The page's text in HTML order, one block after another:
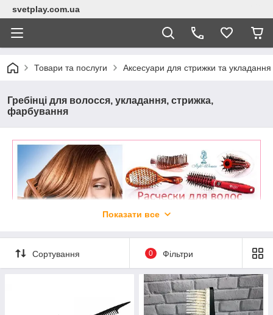
svetplay.com.ua
Товари та послуги Аксесуари для стрижки та
Гребінці для волосся, укладання, стрижка,
фарбування
Гребінці для укладки, стрижки,
фарбування волосся.
Показати все
Сортування 0 Фільтри